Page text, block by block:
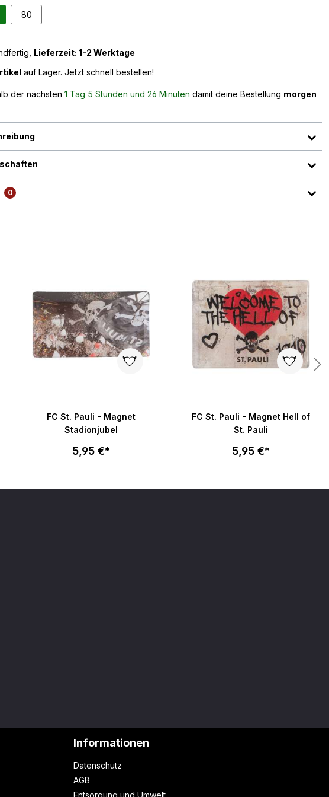
80
Lieferzeit: 1-2 Werktage
auf Lager. Jetzt schnell bestellen!
der nächsten 1 Tag 5 Stunden und 26 Minuten damit deine Bestellung morgen
0
FC St. Pauli - Magnet
Stadionjubel
5,95 €*
FC St. Pauli - Magnet Hell of
St. Pauli
5,95 €*
Informationen
Datenschutz
AGB
Entsorgung und Umwelt